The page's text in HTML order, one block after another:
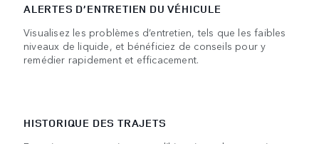
ALERTES D’ENTRETIEN DU VÉHICULE
Visualisez les problèmes d’entretien, tels que les faibles
niveaux de liquide, et bénéficiez de conseils pour y
remédier rapidement et efficacement.
HISTORIQUE DES TRAJETS